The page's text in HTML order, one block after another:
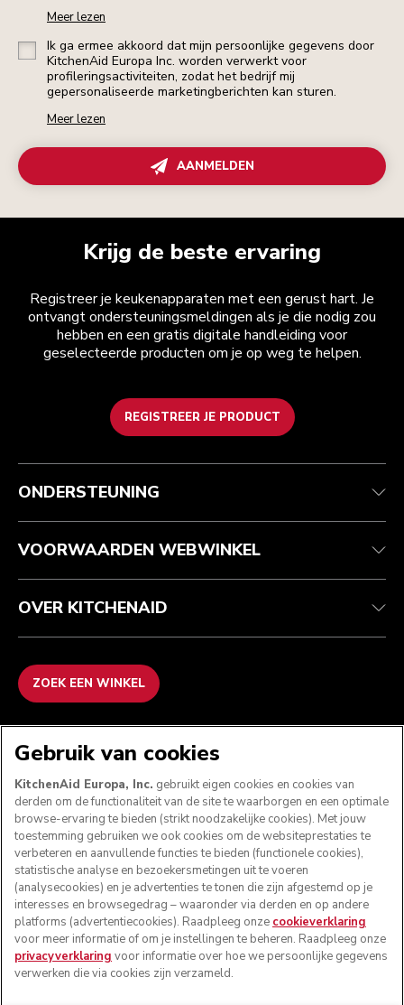
Meer lezen
Ik ga ermee akkoord dat mijn persoonlijke gegevens door
KitchenAid Europa Inc. worden verwerkt voor
profileringsactiviteiten, zodat het bedrijf mij
gepersonaliseerde marketingberichten kan sturen.
Meer lezen
AANMELDEN
Krijg de beste ervaring
Registreer je keukenapparaten met een gerust hart. Je
ontvangt ondersteuningsmeldingen als je die nodig zou
hebben en een gratis digitale handleiding voor
geselecteerde producten om je op weg te helpen.
REGISTREER JE PRODUCT
Health check
Je bestelling volgen
Garantie en documenten
Veelgestelde vragen
Algemene voorwaarden
Retournering en terugbetaling
Imprint
ODR
Het merk
Zoek een winkel
ONDERSTEUNING
VOORWAARDEN WEBWINKEL
OVER KITCHENAID
ZOEK EEN WINKEL
VOLG ONS
Gebruik van cookies
KitchenAid Europa, Inc. gebruikt eigen cookies en cookies van
derden om de functionaliteit van de site te waarborgen en een optimale
browse-ervaring te bieden (strikt noodzakelijke cookies). Met jouw
toestemming gebruiken we ook cookies om de websiteprestaties te
verbeteren en aanvullende functies te bieden (functionele cookies),
statistische analyse en bezoekersmetingen uit te voeren
(analysecookies) en je advertenties te tonen die zijn afgestemd op je
interesses en browsegedrag – waaronder via derden en op andere
platforms (advertentiecookies). Raadpleeg onze cookieverklaring
voor meer informatie of om je instellingen te beheren. Raadpleeg onze
privacyverklaring voor informatie over hoe we persoonlijke gegevens
verwerken die via cookies zijn verzameld.